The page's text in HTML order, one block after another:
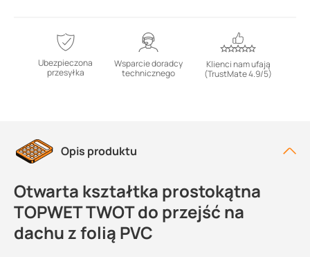
Ubezpieczona
przesyłka
Wsparcie doradcy
technicznego
Klienci nam ufają
(TrustMate 4.9/5)
Opis produktu
Otwarta kształtka prostokątna
TOPWET TWOT do przejść na
dachu z folią PVC